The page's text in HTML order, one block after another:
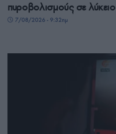
πυροβολισμούς σε λύκειο
7/08/2026 - 9:32πμ